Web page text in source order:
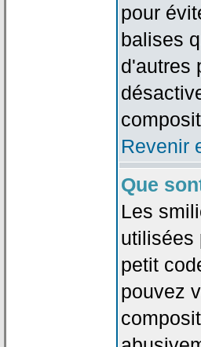
pour
balises
d'autres
Revenir
Que
Les
utilisées
petit
pouvez